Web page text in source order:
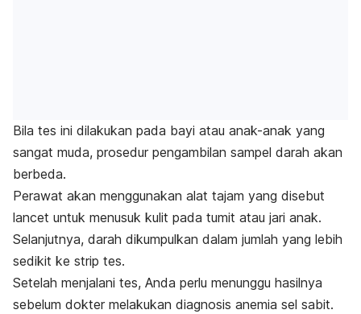
Bila tes ini dilakukan pada bayi atau anak-anak yang
sangat muda, prosedur pengambilan sampel darah akan
berbeda.
Perawat akan menggunakan alat tajam yang disebut
lancet untuk menusuk kulit pada tumit atau jari anak.
Selanjutnya, darah dikumpulkan dalam jumlah yang lebih
sedikit ke strip tes.
Setelah menjalani tes, Anda perlu menunggu hasilnya
sebelum dokter melakukan diagnosis anemia sel sabit.